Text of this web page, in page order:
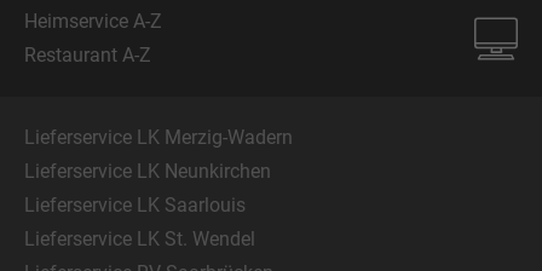
Heimservice A-Z
Restaurant A-Z
Lieferservice LK Merzig-Wadern
Lieferservice LK Neunkirchen
Lieferservice LK Saarlouis
Lieferservice LK St. Wendel